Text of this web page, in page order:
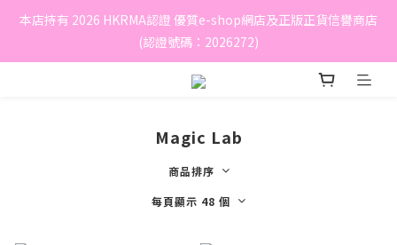
本店持有 2026 HKRMA認證 優質e-shop網店及正版正貨信譽商店
(認證號碼：2026272)
Magic Lab
商品排序
每頁顯示 48 個